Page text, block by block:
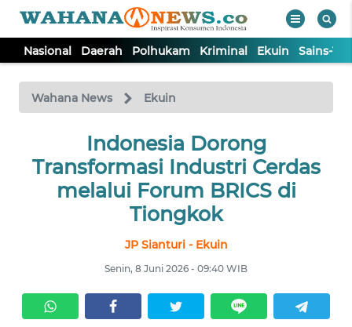
Nasional Daerah Polhukam Kriminal Ekuin Sains-
Wahana News Ekuin
Indonesia Dorong
Transformasi Industri Cerdas
melalui Forum BRICS di
Tiongkok
JP Sianturi - Ekuin
Senin, 8 Juni 2026 - 09:40 WIB
TV
Tutup
DAERAH
EKUIN